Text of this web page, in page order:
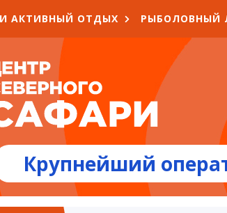
АКТИВНЫЙ ОТДЫХ РЫБОЛОВНЫЙ
Крупнейший